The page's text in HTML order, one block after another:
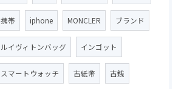
携帯 iphone MONCLER ブランド
ルイヴィトンバッグ インゴット
スマートウォッチ 古紙幣 古銭